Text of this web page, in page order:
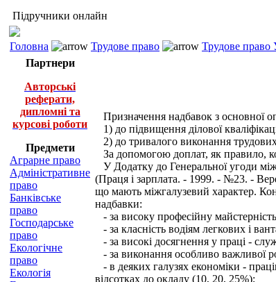
Підручники онлайн
Головна Трудове право Трудове право
Партнери
Авторські
реферати,
дипломні та
курсові роботи
Предмети
Аграрне право
Адміністративне
право
Банківське
право
Господарське
право
Екологічне
право
Екологія
Призначення надбавок з основної
1) до підвищення ділової
2) до тривалого виконання трудових
За допомогою доплат, як правило,
У Додатку до Генеральної угоди
(Праця і зарплата. - 1999. - №23. -
що мають міжгалузевий характер.
надбавки:
- за високу професійну
- за класність водіям легкових і
- за високі досягнення у праці -
- за виконання особливо важливої
- в деяких галузях економіки -
відсотках до окладу (10, 20, 25%);